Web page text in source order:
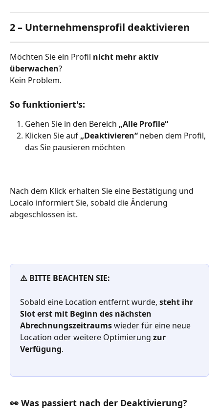
2 – Unternehmensprofil deaktivieren
Möchten Sie ein Profil nicht mehr aktiv
überwachen?
Kein Problem.
So funktioniert's:
Gehen Sie in den Bereich „Alle Profile“
Klicken Sie auf „Deaktivieren“ neben dem Profil,
das Sie pausieren möchten
Nach dem Klick erhalten Sie eine Bestätigung und
Localo informiert Sie, sobald die Änderung
abgeschlossen ist.
⚠️ BITTE BEACHTEN SIE:
Sobald eine Location entfernt wurde, steht ihr
Slot erst mit Beginn des nächsten
Abrechnungszeitraums wieder für eine neue
Location oder weitere Optimierung zur
Verfügung.
👀 Was passiert nach der Deaktivierung?